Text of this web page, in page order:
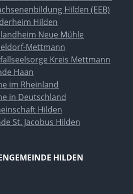
Hilden (EEB)
Hilden
Neue Mühle
Mettmann
Kreis Mettmann
Haan
im Rheinland
in Deutschland
Hilden
St. Jacobus Hilden
HILDEN